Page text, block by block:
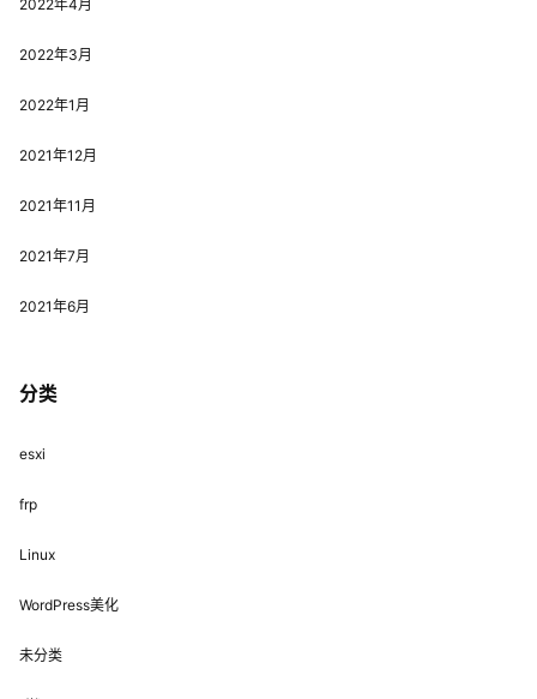
2022年4月
2022年3月
2022年1月
2021年12月
2021年11月
2021年7月
2021年6月
分类
esxi
frp
Linux
WordPress美化
未分类